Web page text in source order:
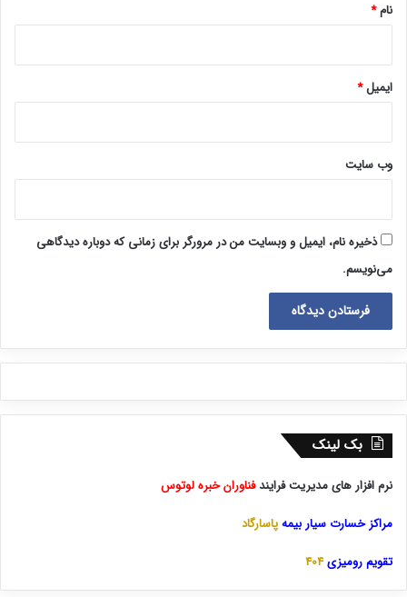
نام*
ایمیل*
وب‌ سایت
ذخیره نام، ایمیل و وبسایت من در مرورگر برای زمانی که دوباره دیدگاهی
می‌نویسم.
بک لینک
نرم افزار های مدیریت فرایندفناوران خبره لوتوس
مراکز خسارت سیار بیمهپاسارگاد
تقویم رومیزی404